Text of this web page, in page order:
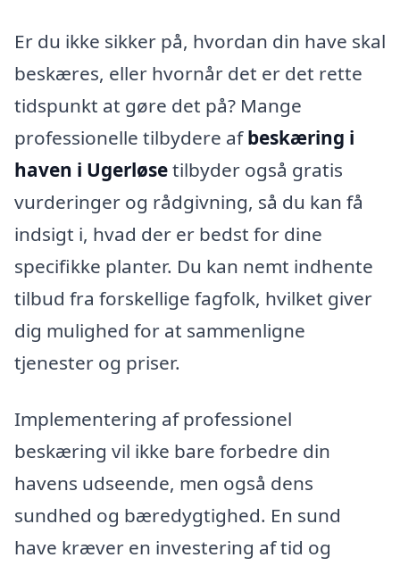
Er du ikke sikker på, hvordan din have skal
beskæres, eller hvornår det er det rette
tidspunkt at gøre det på? Mange
professionelle tilbydere afbeskæring i
haven i Ugerløsetilbyder også gratis
vurderinger og rådgivning, så du kan få
indsigt i, hvad der er bedst for dine
specifikke planter. Du kan nemt indhente
tilbud fra forskellige fagfolk, hvilket giver
dig mulighed for at sammenligne
tjenester og priser.
Implementering af professionel
beskæring vil ikke bare forbedre din
havens udseende, men også dens
sundhed og bæredygtighed. En sund
have kræver en investering af tid og